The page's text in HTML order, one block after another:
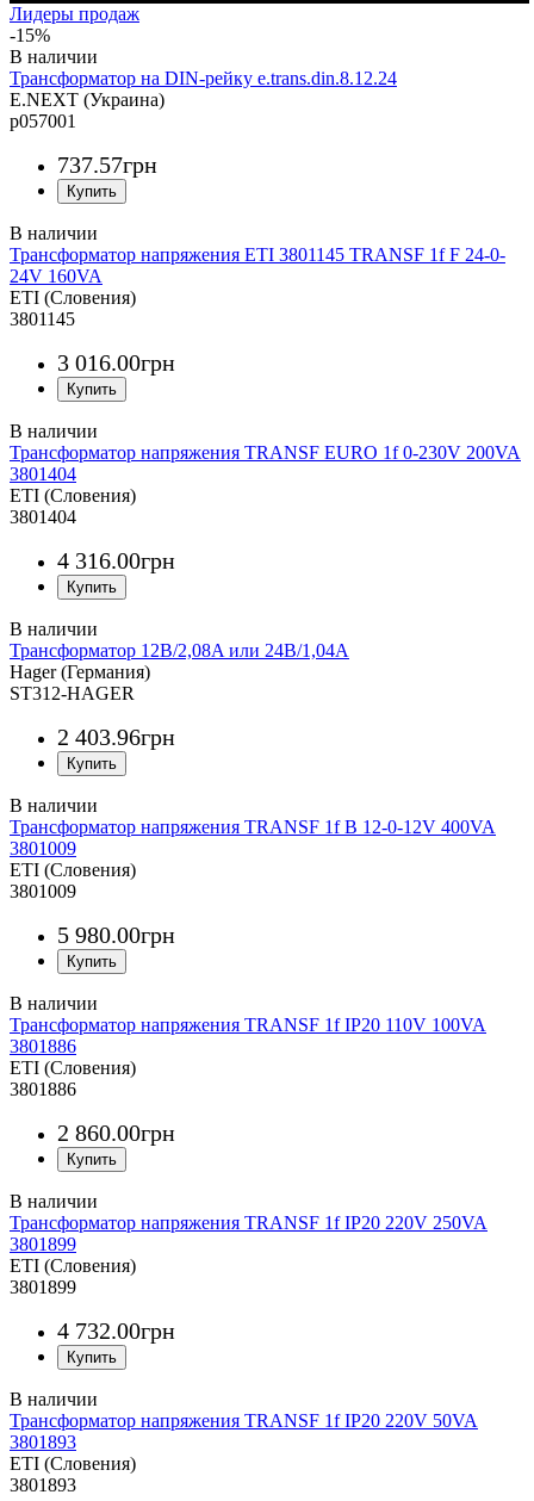
Лидеры продаж
-15%
Трансформатор на DIN-рейку e.trans.din.8.12.24
E.NEXT (Украина)
p057001
737.57грн
Трансформатор напряжения ETI 3801145 TRANSF 1f F 24-0-
24V 160VA
ETI (Словения)
3801145
3 016.00грн
Трансформатор напряжения TRANSF EURO 1f 0-230V 200VA
3801404
ETI (Словения)
3801404
4 316.00грн
Трансформатор 12В/2,08A или 24В/1,04A
Hager (Германия)
ST312-HAGER
2 403.96грн
Трансформатор напряжения TRANSF 1f B 12-0-12V 400VA
3801009
ETI (Словения)
3801009
5 980.00грн
Трансформатор напряжения TRANSF 1f IP20 110V 100VA
3801886
ETI (Словения)
3801886
2 860.00грн
Трансформатор напряжения TRANSF 1f IP20 220V 250VA
3801899
ETI (Словения)
3801899
4 732.00грн
Трансформатор напряжения TRANSF 1f IP20 220V 50VA
3801893
ETI (Словения)
3801893